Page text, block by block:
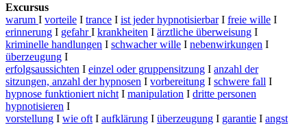
Excursus
warum I vorteile I trance I ist jeder hypnotisierbarI freie wille I
erinnerung I gefahrI krankheiten I ärztliche überweisung I
kriminelle handlungen I schwacher wille I nebenwirkungen I
überzeugung I
erfolgsaussichten I einzel oder gruppensitzung I anzahl der
sitzungen, anzahl der hypnosen I vorbereitung I schwere fall I
hypnose funktioniert nicht I manipulation I dritte personen
hypnotisieren I
vorstellung I wie oft I aufklärung I überzeugung I garantie I angst